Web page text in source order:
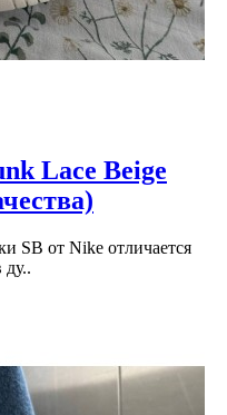
Lace Beige
SB от Nike отличается